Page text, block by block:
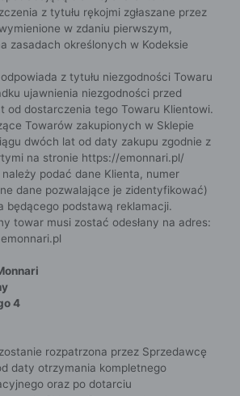
z tytułu rękojmi zgłaszane przez
w zdaniu pierwszym,
zasadach określonych w Kodeksie
z tytułu niezgodności Towaru
ujawnienia niezgodności przed
od dostarczenia tego Towaru Klientowi.
Towarów zakupionych w Sklepie
dwóch lat od daty zakupu zgodnie z
na stronie https://emonnari.pl/
podać dane Klienta, numer
dane pozwalające je zidentyfikować)
będącego podstawą reklamacji.
towar musi zostać odesłany na adres:
4
rozpatrzona przez Sprzedawcę
daty otrzymania kompletnego
oraz po dotarciu